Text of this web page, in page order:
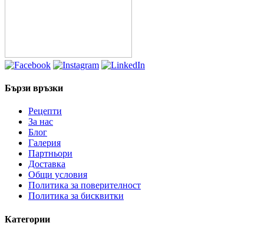
Бързи връзки
Рецепти
За нас
Блог
Галерия
Партньори
Доставка
Общи условия
Политика за поверителност
Политика за бисквитки
Категории